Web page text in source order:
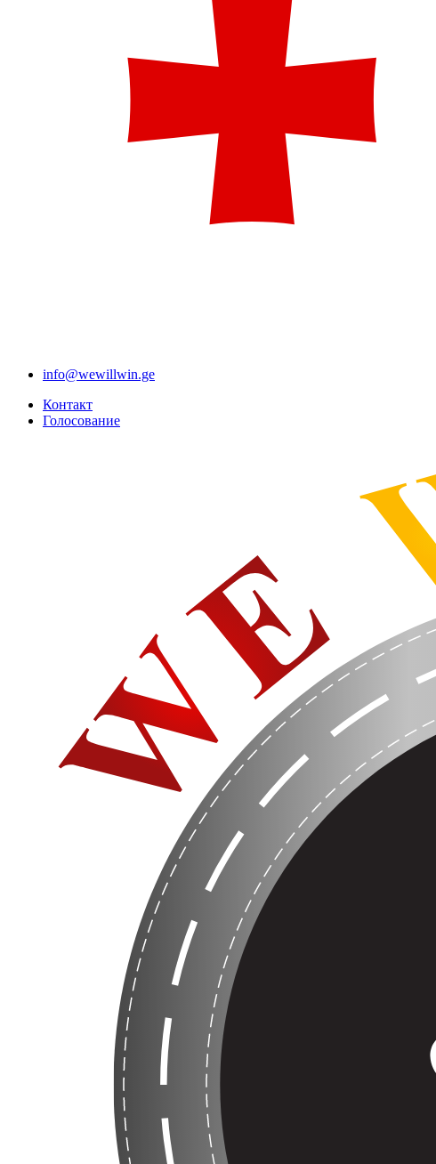
info@wewillwin.ge
Контакт
Голосование